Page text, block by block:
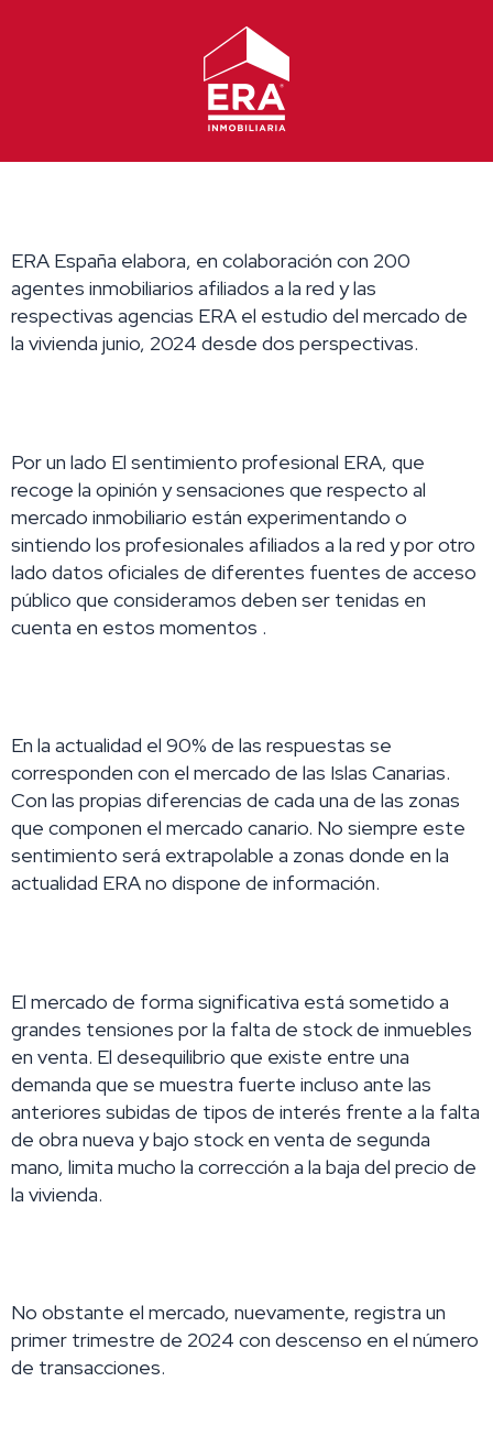
ERA España elabora, en colaboración con 200
agentes inmobiliarios afiliados a la red y las
respectivas agencias ERA el estudio del mercado de
la vivienda junio, 2024 desde dos perspectivas.
Por un lado El sentimiento profesional ERA, que
recoge la opinión ysensaciones que respecto al
mercado inmobiliario están experimentando o
sintiendo los profesionales afiliados a la red y por otro
lado datos oficiales de diferentes fuentes de acceso
público que consideramos deben ser tenidas en
cuenta en estos momentos .
En la actualidad el 90% de las respuestas se
corresponden con el mercado de las Islas Canarias.
Con las propias diferencias de cada una de las zonas
que componen el mercado canario. No siempre este
sentimiento será extrapolable a zonas donde en la
actualidad ERA no dispone de información.
El mercado de forma significativa está sometido a
grandes tensiones por la falta de stock de inmuebles
en venta. El desequilibrio que existe entre una
demanda que se muestra fuerte incluso ante las
anteriores subidas de tipos de interés frente a la falta
de obra nueva y bajo stock en venta de segunda
mano, limita mucho la corrección a la baja del precio de
la vivienda.
No obstante el mercado, nuevamente, registra un
primer trimestre de 2024 con descenso en el número
de transacciones.